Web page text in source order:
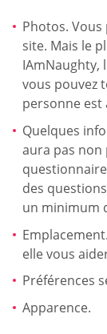
Photos.
site. Mais le
IAmNaughty,
vous pouvez
personne
Quelques
aura pas non
des
un minimum
elle vous
Préférences
Apparence.